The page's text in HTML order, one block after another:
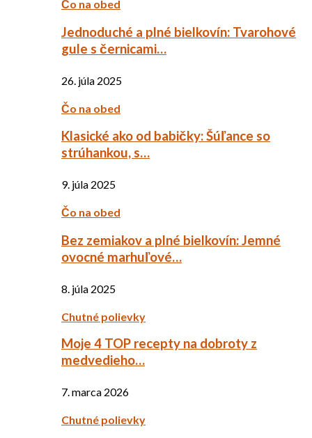
Čo na obed
Jednoduché a plné bielkovín: Tvarohové
gule s černicami…
26. júla 2025
Čo na obed
Klasické ako od babičky: Šúľance so
strúhankou, s…
9. júla 2025
Čo na obed
Bez zemiakov a plné bielkovín: Jemné
ovocné marhuľové…
8. júla 2025
Chutné polievky
Moje 4 TOP recepty na dobroty z
medvedieho…
7. marca 2026
Chutné polievky